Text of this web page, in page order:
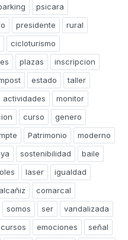
psicara
presidente
rural
cicloturismo
plazas
inscripcion
estado
taller
actividades
monitor
curso
genero
Patrimonio
moderno
sostenibilidad
baile
laser
igualdad
alcañiz
comarcal
somos ser
vandalizada
emociones
señal